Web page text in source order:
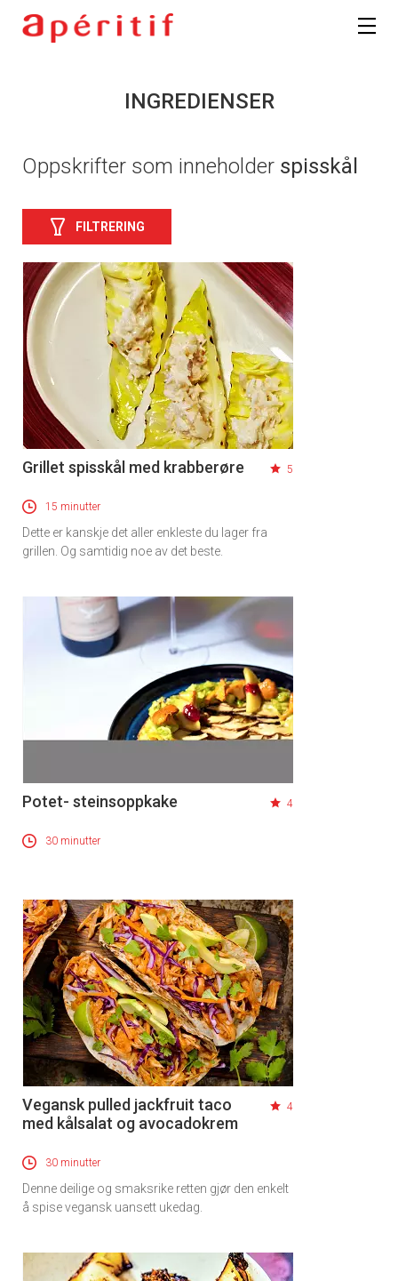
INGREDIENSER
Oppskrifter som inneholder spisskål
FILTRERING
Grillet spisskål med krabberøre 5
15 minutter
Dette er kanskje det aller enkleste du lager fra
grillen. Og samtidig noe av det beste.
Potet- steinsoppkake 4
30 minutter
Vegansk pulled jackfruit taco
med kålsalat og avocadokrem
4
30 minutter
Denne deilige og smaksrike retten gjør den enkelt
å spise vegansk uansett ukedag.